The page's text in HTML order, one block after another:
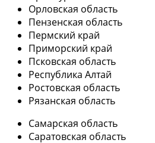
Орловская область
Пензенская область
Пермский край
Приморский край
Псковская область
Республика Алтай
Ростовская область
Рязанская область
Самарская область
Саратовская область